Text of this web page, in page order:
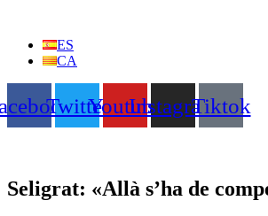
contingutES
CA
TwitterYoutubeInstagramTiktok
Seligrat: «Allà s’ha de